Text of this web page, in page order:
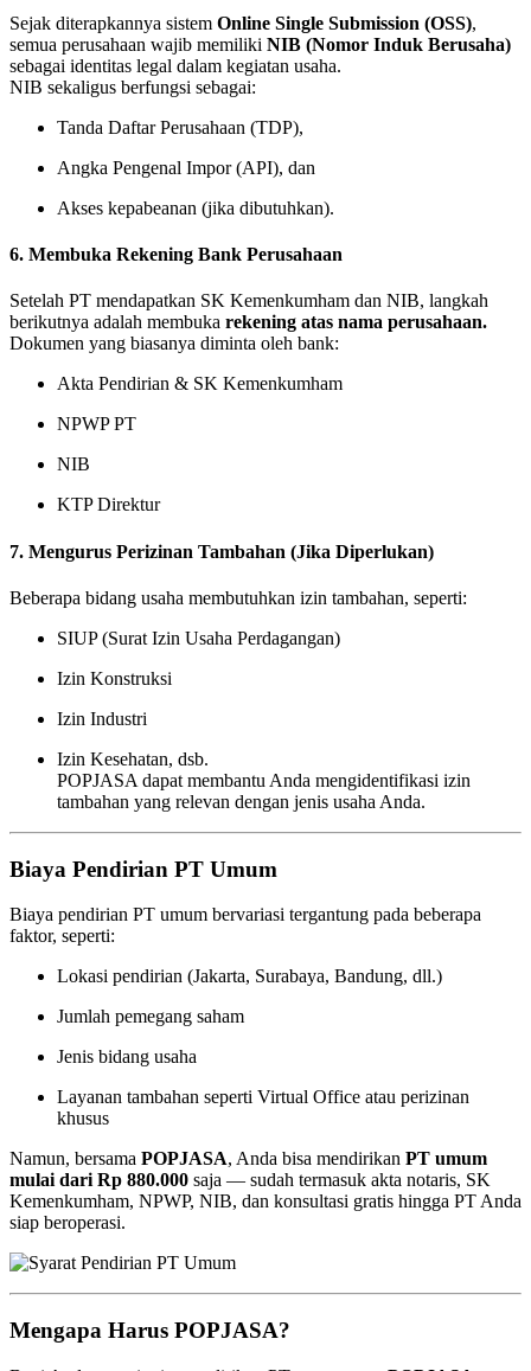
Sejak diterapkannya sistem Online Single Submission (OSS),
semua perusahaan wajib memiliki NIB (Nomor Induk Berusaha)
sebagai identitas legal dalam kegiatan usaha.
NIB sekaligus berfungsi sebagai:
Tanda Daftar Perusahaan (TDP),
Angka Pengenal Impor (API), dan
Akses kepabeanan (jika dibutuhkan).
6. Membuka Rekening Bank Perusahaan
Setelah PT mendapatkan SK Kemenkumham dan NIB, langkah
berikutnya adalah membuka rekening atas nama perusahaan.
Dokumen yang biasanya diminta oleh bank:
Akta Pendirian & SK Kemenkumham
NPWP PT
NIB
KTP Direktur
7. Mengurus Perizinan Tambahan (Jika Diperlukan)
Beberapa bidang usaha membutuhkan izin tambahan, seperti:
SIUP (Surat Izin Usaha Perdagangan)
Izin Konstruksi
Izin Industri
Izin Kesehatan, dsb.
POPJASA dapat membantu Anda mengidentifikasi izin
tambahan yang relevan dengan jenis usaha Anda.
Biaya Pendirian PT Umum
Biaya pendirian PT umum bervariasi tergantung pada beberapa
faktor, seperti:
Lokasi pendirian (Jakarta, Surabaya, Bandung, dll.)
Jumlah pemegang saham
Jenis bidang usaha
Layanan tambahan seperti Virtual Office atau perizinan
khusus
Namun, bersama POPJASA, Anda bisa mendirikan PT umum
mulai dari Rp 880.000 saja — sudah termasuk akta notaris, SK
Kemenkumham, NPWP, NIB, dan konsultasi gratis hingga PT Anda
siap beroperasi.
Mengapa Harus POPJASA?